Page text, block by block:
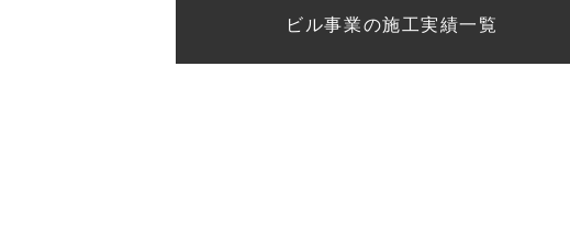
ビル事業の施工実績一覧